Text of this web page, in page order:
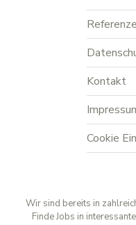
Kontakt
Cookie
Wir sind bereits in
Finde Jobs in